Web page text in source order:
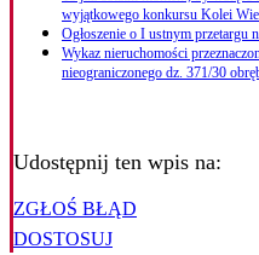
wyjątkowego konkursu Kolei
Ogłoszenie o I ustnym przetargu
Wykaz nieruchomości
nieograniczonego dz. 371/30
Udostępnij ten wpis na:
ZGŁOŚ BŁĄD
DOSTOSUJ